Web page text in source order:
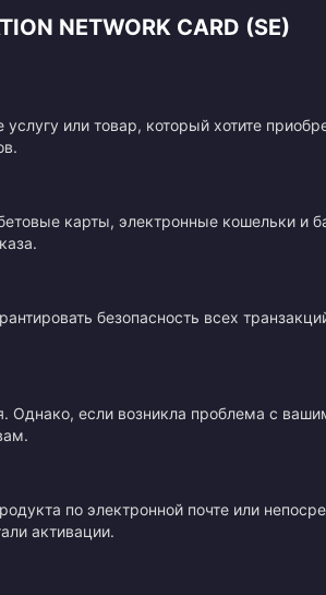
NETWORK CARD (SE)
или товар, который хотите
карты, электронные кошельки и
безопасность всех
Однако, если возникла проблема с
по электронной почте или
активации.